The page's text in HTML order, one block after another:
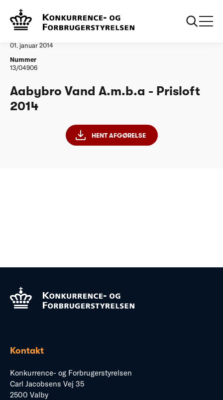
Vandtilsyn
01. januar 2014
Nummer
13/04906
Aabybro Vand A.m.b.a - Prisloft
2014
HENT AFGØRELSE
Kontakt
Konkurrence- og Forbrugerstyrelsen
Carl Jacobsens Vej 35
2500 Valby